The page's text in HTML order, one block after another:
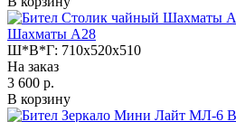
Шахматы А28
Ш*В*Г: 710x520x510
На заказ
3 600 р.
В корзину